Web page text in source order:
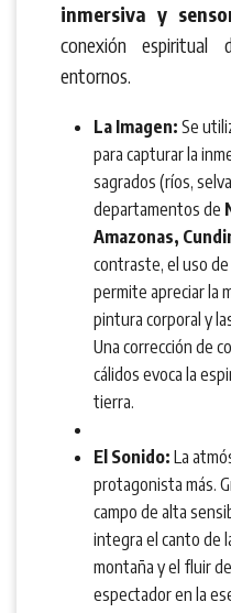
inmersiva y
conexión
entornos.
La Imagen: Se
para capturar la
sagrados (ríos,
departamentos de
Amazonas,
contraste, el uso
permite apreciar la
pintura corporal y
Una corrección de
cálidos evoca la
tierra.
El Sonido: La
protagonista más.
campo de alta
integra el canto de
montaña y el fluir
espectador en la